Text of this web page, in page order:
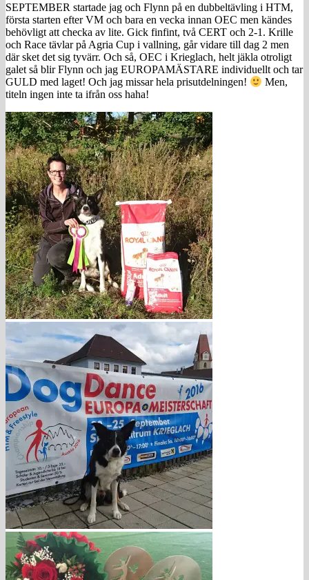
SEPTEMBER startade jag och Flynn på en dubbeltävling i HTM,
första starten efter VM och bara en vecka innan OEC men kändes
behövligt att checka av lite. Gick finfint, två CERT och 2-1. Krille
och Race tävlar på Agria Cup i vallning, går vidare till dag 2 men
där sket det sig tyvärr. Och så, OEC i Krieglach, helt jäkla otroligt
galet så blir Flynn och jag EUROPAMÄSTARE individuellt och tar
GULD med laget! Och jag missar hela prisutdelningen!
Men,
titeln ingen inte ta ifrån oss haha!